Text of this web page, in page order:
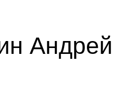
Андрей